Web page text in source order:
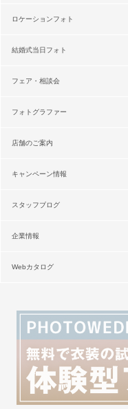
ロケーションフォト
結婚式当日フォト
フェア・相談会
フォトグラファー
店舗のご案内
キャンペーン情報
スタッフブログ
企業情報
Webカタログ